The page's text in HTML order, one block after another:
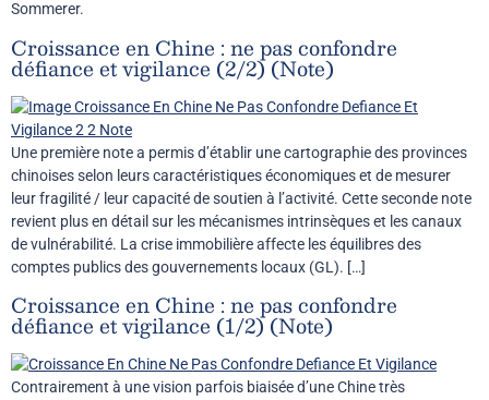
Sommerer.
Croissance en Chine : ne pas confondre
défiance et vigilance (2/2) (Note)
Une première note a permis d’établir une cartographie des provinces
chinoises selon leurs caractéristiques économiques et de mesurer
leur fragilité / leur capacité de soutien à l’activité. Cette seconde note
revient plus en détail sur les mécanismes intrinsèques et les canaux
de vulnérabilité. La crise immobilière affecte les équilibres des
comptes publics des gouvernements locaux (GL). […]
Croissance en Chine : ne pas confondre
défiance et vigilance (1/2) (Note)
Contrairement à une vision parfois biaisée d’une Chine très